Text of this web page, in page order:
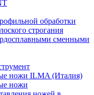
обработки
строгания
сменными
ножи ILMA (Италия)
ножи